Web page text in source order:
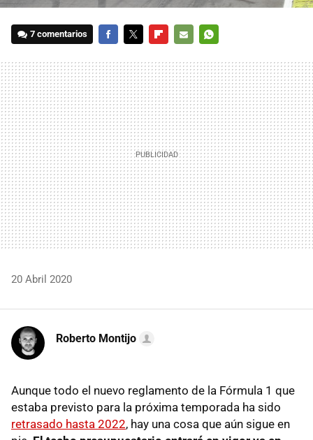
7 comentarios
MAIL
20 Abril 2020
Roberto Montijo
Aunque todo el nuevo reglamento de la Fórmula 1 que
estaba previsto para la próxima temporada ha sido
retrasado hasta 2022, hay una cosa que aún sigue en